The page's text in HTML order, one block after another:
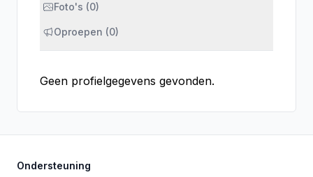
Foto's (0)
Oproepen (0)
Geen profielgegevens gevonden.
Ondersteuning